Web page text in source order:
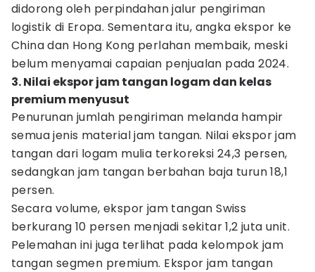
didorong oleh perpindahan jalur pengiriman
logistik di Eropa. Sementara itu, angka ekspor ke
China dan Hong Kong perlahan membaik, meski
belum menyamai capaian penjualan pada 2024.
3. Nilai ekspor jam tangan logam dan kelas
premium menyusut
Penurunan jumlah pengiriman melanda hampir
semua jenis material jam tangan. Nilai ekspor jam
tangan dari logam mulia terkoreksi 24,3 persen,
sedangkan jam tangan berbahan baja turun 18,1
persen.
Secara volume, ekspor jam tangan Swiss
berkurang 10 persen menjadi sekitar 1,2 juta unit.
Pelemahan ini juga terlihat pada kelompok jam
tangan segmen premium. Ekspor jam tangan